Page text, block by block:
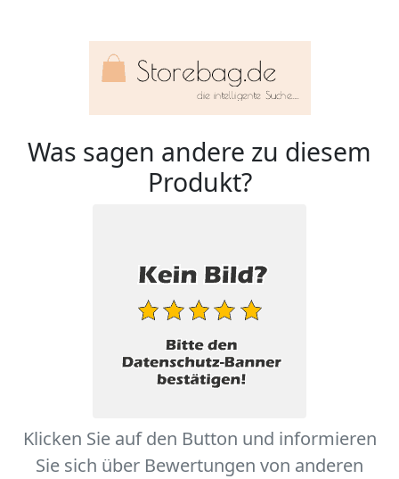
Was sagen andere zu diesem
Produkt?
Klicken Sie auf den Button und informieren
Sie sich über Bewertungen von anderen